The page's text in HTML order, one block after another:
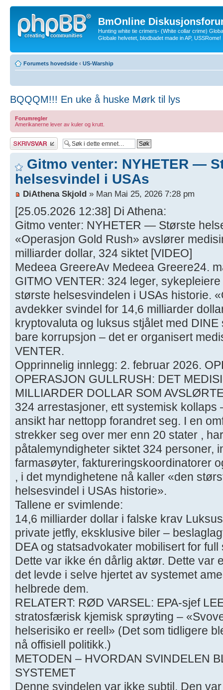
BmOnline
Hunting white tie crimers- (White collar crime)
Globale helvetet, blodbadet made in AP, USSRome!
Forumets hovedside ‹ US-Warship
BQQQM!!! En uke å huske Mørk til lys
Forumregler
Amerikanerne lever av kuler og krutt.
Skriv et svar
Gitmo venter: NYHETER —
helsesvindel i USAs
DiAthena Skjold » Man Mai 25, 2026 7:28 pm
[25.05.2026 12:38] Di Athena:
Gitmo venter: NYHETER — Største
«Operasjon Gold Rush» avslører
milliarder dollar, 324 siktet [VIDEO]
Medeea GreereAv Medeea Greere24.
GITMO VENTER: 324 leger,
største helsesvindelen i USAs historie.
avdekker svindel for 14,6 milliarder
kryptovaluta og luksus stjålet med
bare korrupsjon – det er organisert
VENTER.
Opprinnelig innlegg: 2. februar 2026.
OPERASJON GULLRUSH: DET
MILLIARDER DOLLAR SOM
324 arrestasjoner, ett systemisk kollaps
ansikt har nettopp forandret seg. I en
strekker seg over mer enn 20 stater ,
påtalemyndigheter siktet 324 personer,
farmasøyter, faktureringskoordinatorer
, i det myndighetene nå kaller «den
helsesvindel i USAs historie».
Tallene er svimlende:
14,6 milliarder dollar i falske krav
private jetfly, eksklusive biler –
DEA og statsadvokater mobilisert for full
Dette var ikke én dårlig aktør. Dette var
det levde i selve hjertet av systemet
helbrede dem.
RELATERT: RØD VARSEL: EPA-sjef
stratosfærisk kjemisk sprøyting –
helserisiko er reell» (Det som tidligere
nå offisiell politikk.)
METODEN – HVORDAN SVINDELEN
SYSTEMET
Denne svindelen var ikke subtil. Den